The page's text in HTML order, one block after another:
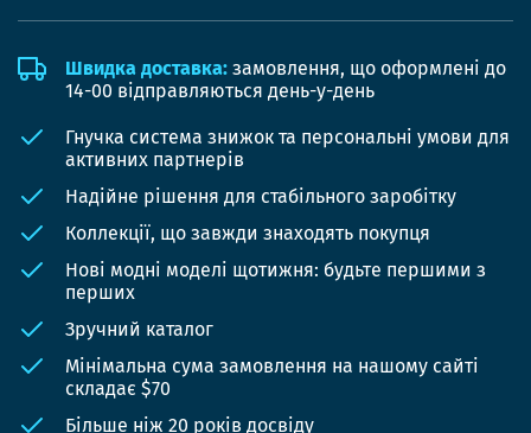
Швидка доставка: замовлення, що оформлені до
14-00 відправляються день-у-день
Гнучка система знижок та персональні умови для
активних партнерів
Надійне рішення для стабільного заробітку
Коллекції, що завжди знаходять покупця
Нові модні моделі щотижня: будьте першими з
перших
Зручний каталог
Мінімальна сума замовлення на нашому сайті
складає $70
Більше ніж 20 років досвіду